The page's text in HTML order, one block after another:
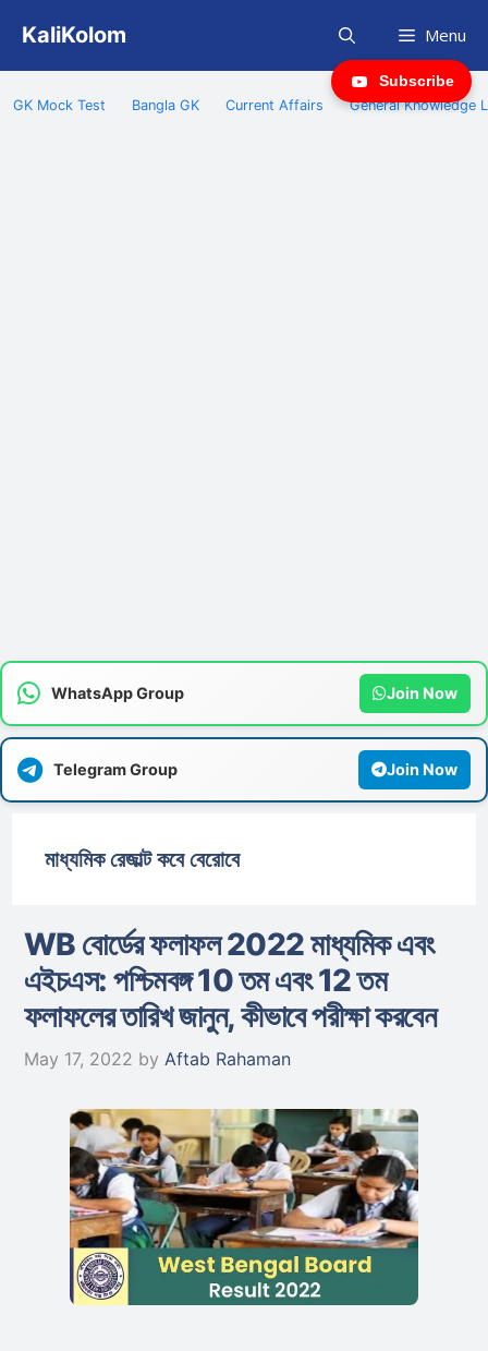
content
KaliKolom Menu
GK Mock Test Bangla GK Current Affairs General Knowledge
WhatsApp Group Join Now
Telegram Group Join Now
Subscribe
মাধ্যমিক রেজাল্ট কবে বেরোবে
WB বোর্ডের ফলাফল 2022 মাধ্যমিক এবং
এইচএস: পশ্চিমবঙ্গ 10 তম এবং 12 তম
ফলাফলের তারিখ জানুন, কীভাবে পরীক্ষা করবেন
May 17, 2022 by Aftab Rahaman